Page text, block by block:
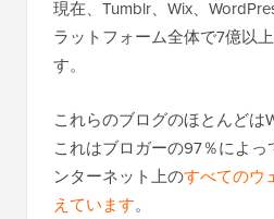
現在、Tumblr、Wix、
ラットフォーム全体で7億以
す。
これらのブログのほとんどは
これはブロガーの97％によ
ンターネット上のすべてのウ
えています。